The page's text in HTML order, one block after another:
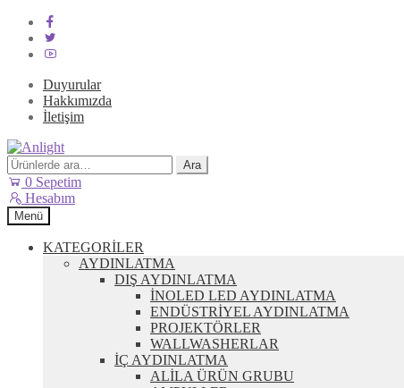
Duyurular
Hakkımızda
İletişim
Dolaşıma
geç
İçeriğe
geç
Ara: Ara
0 Sepetim
Hesabım
Menü
KATEGORİLER
AYDINLATMA
DIŞ AYDINLATMA
İNOLED LED AYDINLATMA
ENDÜSTRİYEL AYDINLATMA
PROJEKTÖRLER
WALLWASHERLAR
İÇ AYDINLATMA
ALİLA ÜRÜN GRUBU